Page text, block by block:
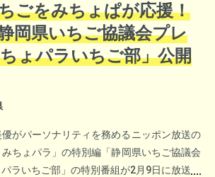
ラミング教育にも力を入れています＞
原』『教育を受けるなら相模原』と多くの
目指しています。
ォメーション①
ォメーション②
メーション③
ちゃ美味しい！たくさんの人に買っていた
ごをみちょぱが応援！
岡県いちご協議会プレ
ょパラいちご部」公開
がパーソナリティを務めるニッポン放送の
ちょパラ」の特別編「静岡県いちご協議会
ラいちご部」の特別番組が2月9日に放送さ